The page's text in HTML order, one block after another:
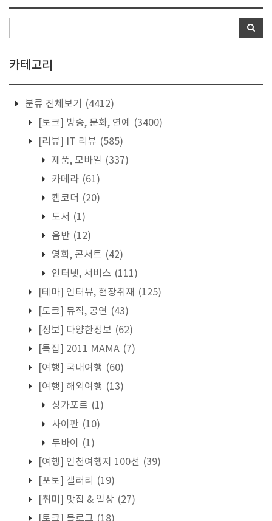
카테고리
분류 전체보기
(4412)
[토크] 방송, 문화, 연예
(3400)
[리뷰] IT 리뷰 (585)
제품, 모바일 (337)
카메라 (61)
캠코더 (20)
도서 (1)
음반 (12)
영화, 콘서트 (42)
인터넷, 서비스 (111)
[테마] 인터뷰, 현장취재 (125)
[토크] 뮤직, 공연 (43)
[정보] 다양한정보 (62)
[특집] 2011 MAMA (7)
[여행] 국내여행 (60)
[여행] 해외여행 (13)
싱가포르 (1)
사이판 (10)
두바이
(1)
[여행] 인천여행지 100선 (39)
[포토] 갤러리
(19)
[취미] 맛집 & 일상 (27)
[토크] 블로그 (18)